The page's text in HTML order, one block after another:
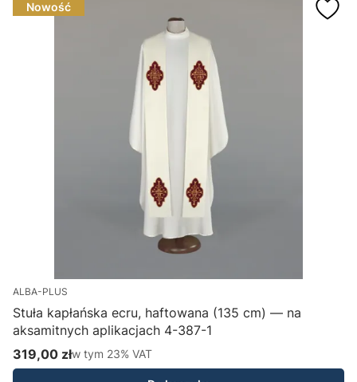
Nowość
ALBA-PLUS
Stuła kapłańska ecru, haftowana (135 cm) — na
aksamitnych aplikacjach 4-387-1
Cena brutto
319,00 złw tym %s VAT
w tym 23% VAT